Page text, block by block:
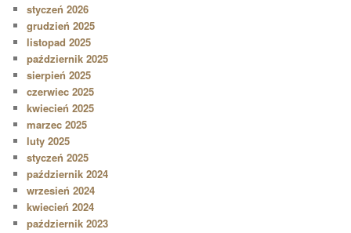
styczeń 2026
grudzień 2025
listopad 2025
październik 2025
sierpień 2025
czerwiec 2025
kwiecień 2025
marzec 2025
luty 2025
styczeń 2025
październik 2024
wrzesień 2024
kwiecień 2024
październik 2023